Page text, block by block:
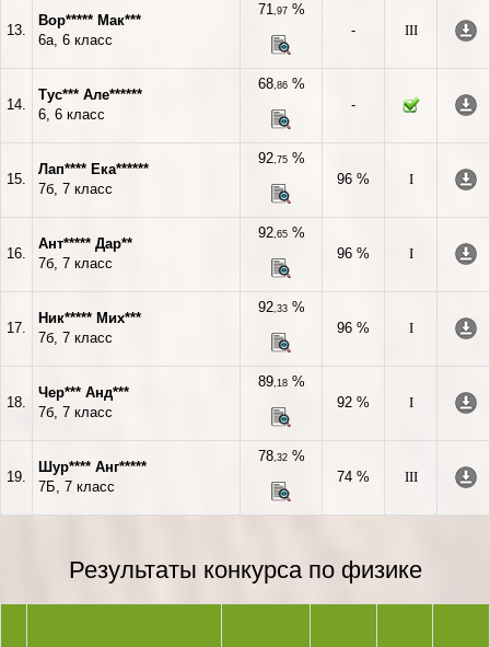
13.
Вор***** Мак***
6а, 6 класс
71,97%
-
III
14.
Тус*** Але******
6, 6 класс
68,86%
-
15.
Лап**** Ека******
7б, 7 класс
92,75%
96 %
I
16.
Ант***** Дар**
7б, 7 класс
92,65%
96 %
I
17.
Ник***** Мих***
7б, 7 класс
92,33%
96 %
I
18.
Чер*** Анд***
7б, 7 класс
89,18%
92 %
I
19.
Шур**** Анг*****
7Б, 7 класс
78,32%
74 %
III
Результаты конкурса по физике